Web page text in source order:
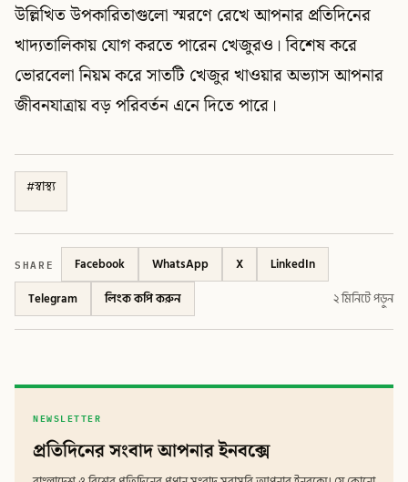
উল্লিখিত উপকারিতাগুলো স্মরণে রেখে আপনার প্রতিদিনের
খাদ্যতালিকায় যোগ করতে পারেন খেজুরও। বিশেষ করে
ভোরবেলা নিয়ম করে সাতটি খেজুর খাওয়ার অভ্যাস আপনার
জীবনযাত্রায় বড় পরিবর্তন এনে দিতে পারে।
#স্বাস্থ্য
SHARE Facebook WhatsApp X
LinkedIn
Telegram
লিংক কপি করুন ২ মিনিটে পড়ুন
NEWSLETTER
প্রতিদিনের সংবাদ আপনার ইনবক্সে